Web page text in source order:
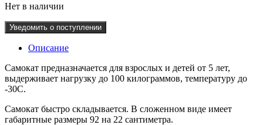
Нет в наличии
Уведомить о поступлении
Описание
Самокат предназначается для взрослых и детей от 5 лет,
выдерживает нагрузку до 100 килограммов, температуру до
-30С.
Самокат быстро складывается. В сложенном виде имеет
габаритные размеры 92 на 22 сантиметра.